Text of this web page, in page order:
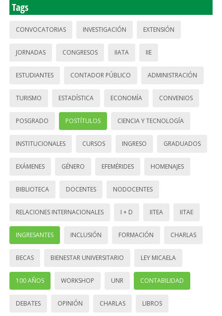
Tags
CONVOCATORIAS INVESTIGACIÓN EXTENSIÓN
JORNADAS CONGRESOS IIATA IIE
ESTUDIANTES CONTADOR PÚBLICO ADMINISTRACIÓN
TURISMO ESTADÍSTICA ECONOMÍA CONVENIOS
POSGRADO POSTÍTULOS CIENCIA Y TECNOLOGÍA
INSTITUCIONALES CURSOS INGRESO GRADUADOS
EXÁMENES GÉNERO EFEMÉRIDES HOMENAJES
BIBLIOTECA DOCENTES NODOCENTES
RELACIONES INTERNACIONALES I + D IITEA IITAE
INGRESANTES INCLUSIÓN FORMACIÓN CHARLAS
BECAS BIENESTAR UNIVERSITARIO LEY MICAELA
100 AÑOS WORKSHOP UNR CONTABILIDAD
DEBATES OPINIÓN CHARLAS LIBROS